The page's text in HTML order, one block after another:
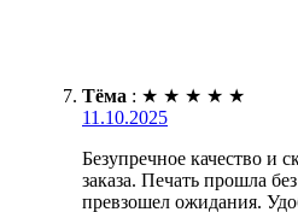
Тёма : ★ ★ ★ ★ ★
11.10.2025
Безупречное качество и
заказа. Печать прошла
превзошел ожидания.